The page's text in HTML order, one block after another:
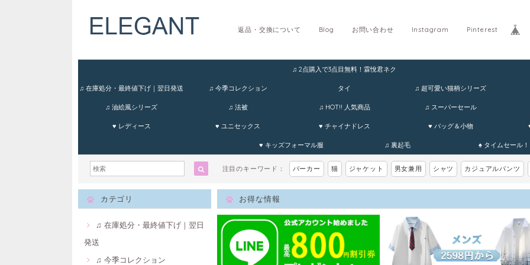
Pinterest
Instagram
お問い合わせ
Blog
返品・交換について
♫ 在庫処分・最終値下げ｜翌日発送 ♫ 今季コレクション
♫ 2点購入で3点目無料！霖悅君ネク
タイ ♫ 超可愛い猫柄シリーズ
♫ 油絵風シリーズ ♫ 法被 ♫ HOT!! 人気商品 ♫ スーパーセール
♥ レディース ♥ ユニセックス ♥ チャイナドレス ♥ バッグ＆小物
♥ キッズフォーマル服 ♫ 裏起毛 ♠ タイムセール！
注目のキーワード： パーカー 猫 ジャケット 男女兼用 シャツ カジュアルパンツ
カテゴリ
♫ 在庫処分・最終値下げ｜翌日
発送
♫ 今季コレクション
お得な情報